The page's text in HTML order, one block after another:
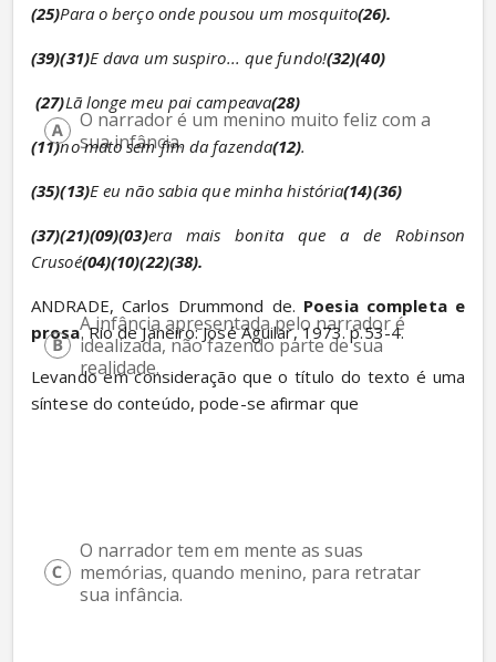
(25)Para o berço onde pousou um mosquito(26).
(39)(31)E dava um suspiro... que fundo!(32)(40)
(27)Lã longe meu pai campeava(28)
(11)no mato sem fim da fazenda(12).
(35)(13)E eu não sabia que minha história(14)(36)
(37)(21)(09)(03)era mais bonita que a de Robinson
Crusoé(04)(10)(22)(38).
ANDRADE, Carlos Drummond de. Poesia completa e
prosa. Rio de Janeiro: José Aguilar, 1973. p.53-4.
Levando em consideração que o título do texto é uma
síntese do conteúdo, pode-se afirmar que
O narrador é um menino muito feliz com a
sua infância.
A infância apresentada pelo narrador é
idealizada, não fazendo parte de sua
realidade.
O narrador tem em mente as suas
memórias, quando menino, para retratar
sua infância.